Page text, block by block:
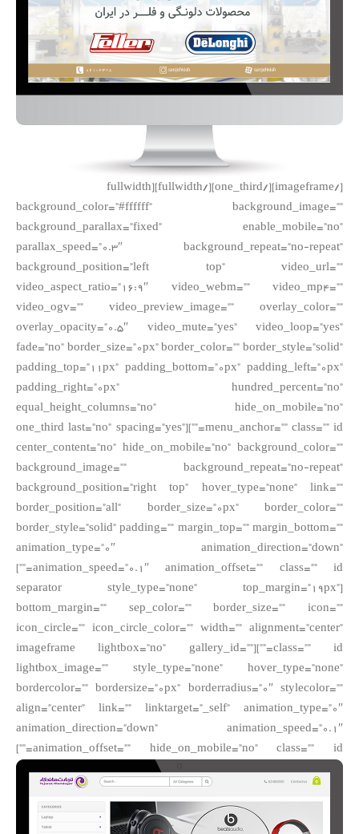
[/imageframe][/one_third][/fullwidth][fullwidth
background_color=”#ffffff” background_image=””
background_parallax=”fixed” enable_mobile=”no”
parallax_speed=”0.3″ background_repeat=”no-repeat”
background_position=”left top” video_url=””
video_aspect_ratio=”16:9″ video_webm=”” video_mp4=””
video_ogv=”” video_preview_image=”” overlay_color=””
overlay_opacity=”0.5″ video_mute=”yes” video_loop=”yes”
fade=”no” border_size=”0px” border_color=”” border_style=”solid”
padding_top=”11px” padding_bottom=”0px” padding_left=”0px”
padding_right=”0px” hundred_percent=”no”
equal_height_columns=”no” hide_on_mobile=”no”
menu_anchor=”” class=”” id=””][one_third last=”no” spacing=”yes”
center_content=”no” hide_on_mobile=”no” background_color=””
background_image=”” background_repeat=”no-repeat”
background_position=”right top” hover_type=”none” link=””
border_position=”all” border_size=”0px” border_color=””
border_style=”solid” padding=”” margin_top=”” margin_bottom=””
animation_type=”0″ animation_direction=”down”
animation_speed=”0.1″ animation_offset=”” class=”” id=””]
[separator style_type=”none” top_margin=”19px”
bottom_margin=”” sep_color=”” border_size=”” icon=””
icon_circle=”” icon_circle_color=”” width=”” alignment=”center”
class=”” id=””][imageframe lightbox=”no” gallery_id=””
lightbox_image=”” style_type=”none” hover_type=”none”
bordercolor=”” bordersize=”0px” borderradius=”0″ stylecolor=””
align=”center” link=”” linktarget=”_self” animation_type=”0″
animation_direction=”down” animation_speed=”0.1″
animation_offset=”” hide_on_mobile=”no” class=”” id=””]